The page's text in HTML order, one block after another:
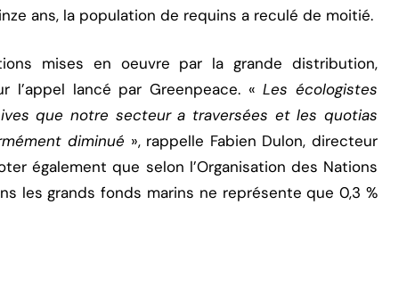
ans, la population de requins a reculé de moitié.
mises en oeuvre par la grande distribution,
l’appel lancé par Greenpeace. «Les écologistes
que notre secteur a traversées et les quotias
diminué », rappelle Fabien Dulon, directeur
également que selon l’Organisation des Nations
les grands fonds marins ne représente que 0,3 %